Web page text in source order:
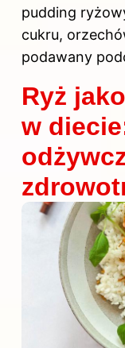
pudding
cukru,
podawany
Ryż
w